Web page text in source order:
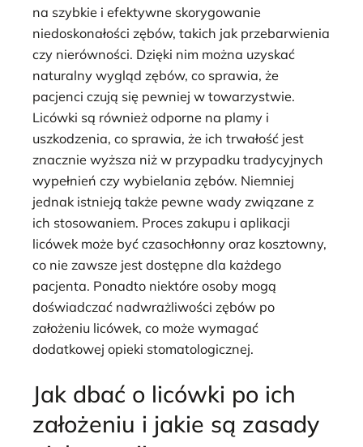
na szybkie i efektywne skorygowanie
niedoskonałości zębów, takich jak przebarwienia
czy nierówności. Dzięki nim można uzyskać
naturalny wygląd zębów, co sprawia, że
pacjenci czują się pewniej w towarzystwie.
Licówki są również odporne na plamy i
uszkodzenia, co sprawia, że ich trwałość jest
znacznie wyższa niż w przypadku tradycyjnych
wypełnień czy wybielania zębów. Niemniej
jednak istnieją także pewne wady związane z
ich stosowaniem. Proces zakupu i aplikacji
licówek może być czasochłonny oraz kosztowny,
co nie zawsze jest dostępne dla każdego
pacjenta. Ponadto niektóre osoby mogą
doświadczać nadwrażliwości zębów po
założeniu licówek, co może wymagać
dodatkowej opieki stomatologicznej.
Jak dbać o licówki po ich
założeniu i jakie są zasady